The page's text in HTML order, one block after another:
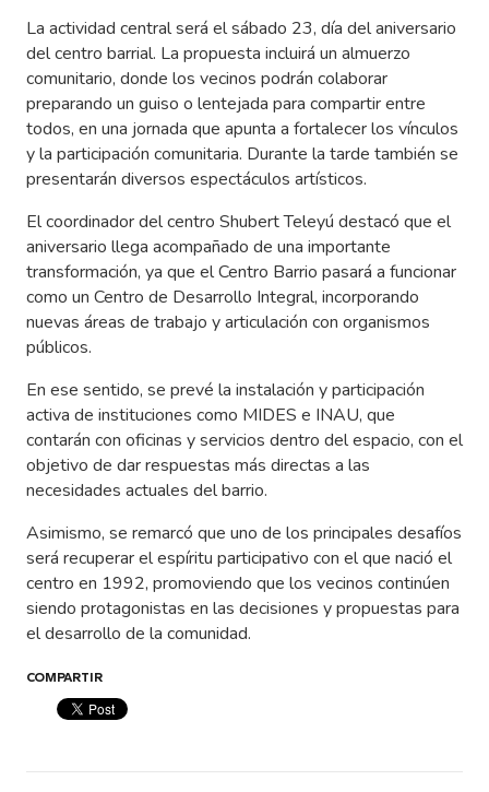
La actividad central será el sábado 23, día del aniversario
del centro barrial. La propuesta incluirá un almuerzo
comunitario, donde los vecinos podrán colaborar
preparando un guiso o lentejada para compartir entre
todos, en una jornada que apunta a fortalecer los vínculos
y la participación comunitaria. Durante la tarde también se
presentarán diversos espectáculos artísticos.
El coordinador del centro Shubert Teleyú destacó que el
aniversario llega acompañado de una importante
transformación, ya que el Centro Barrio pasará a funcionar
como un Centro de Desarrollo Integral, incorporando
nuevas áreas de trabajo y articulación con organismos
públicos.
En ese sentido, se prevé la instalación y participación
activa de instituciones como MIDES e INAU, que
contarán con oficinas y servicios dentro del espacio, con el
objetivo de dar respuestas más directas a las
necesidades actuales del barrio.
Asimismo, se remarcó que uno de los principales desafíos
será recuperar el espíritu participativo con el que nació el
centro en 1992, promoviendo que los vecinos continúen
siendo protagonistas en las decisiones y propuestas para
el desarrollo de la comunidad.
COMPARTIR